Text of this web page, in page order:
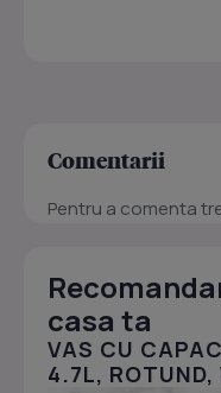
Comentarii
Pentru a comenta
casa ta
VAS CU
4.7L, ROTUND,